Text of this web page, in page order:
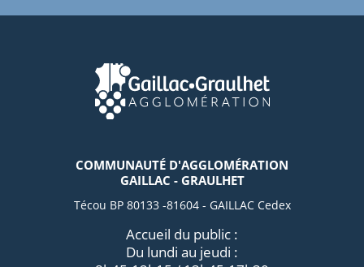
COMMUNAUTÉ D'AGGLOMÉRATION
GAILLAC - GRAULHET
Técou BP 80133 -81604 - GAILLAC Cedex
Accueil du public :
Du lundi au jeudi :